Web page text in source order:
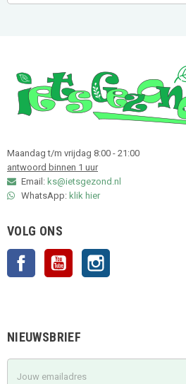
Maandag t/m vrijdag 8:00 - 21:00
antwoord binnen 1 uur
Email: ks@ietsgezond.nl
WhatsApp: klik hier
VOLG ONS
Facebook YouTube
NIEUWSBRIEF